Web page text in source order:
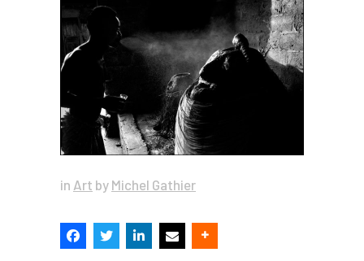
in Art by Michel Gathier